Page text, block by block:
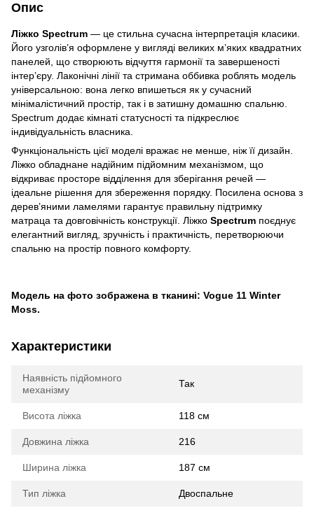
Опис
Ліжко Spectrum — це стильна сучасна інтерпретація класики.
Його узголів’я оформлене у вигляді великих м’яких квадратних
панелей, що створюють відчуття гармонії та завершеності
інтер’єру. Лаконічні лінії та стримана оббивка роблять модель
універсальною: вона легко впишеться як у сучасний
мінімалістичний простір, так і в затишну домашню спальню.
Spectrum додає кімнаті статусності та підкреслює
індивідуальність власника.
Функціональність цієї моделі вражає не менше, ніж її дизайн.
Ліжко обладнане надійним підйомним механізмом, що
відкриває просторе відділення для зберігання речей —
ідеальне рішення для збереження порядку. Посилена основа з
дерев’яними ламелями гарантує правильну підтримку
матраца та довговічність конструкції. Ліжко Spectrum поєднує
елегантний вигляд, зручність і практичність, перетворюючи
спальню на простір повного комфорту.
Модель на фото зображена в тканині: Vogue 11 Winter
Moss.
Характеристики
Наявність підйомного
механізму
Так
Висота ліжка 118 см
Довжина ліжка 216
Ширина ліжка 187 см
Тип ліжка Двоспальне